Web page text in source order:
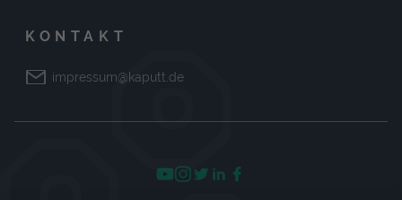
KONTAKT
impressum@kaputt.de